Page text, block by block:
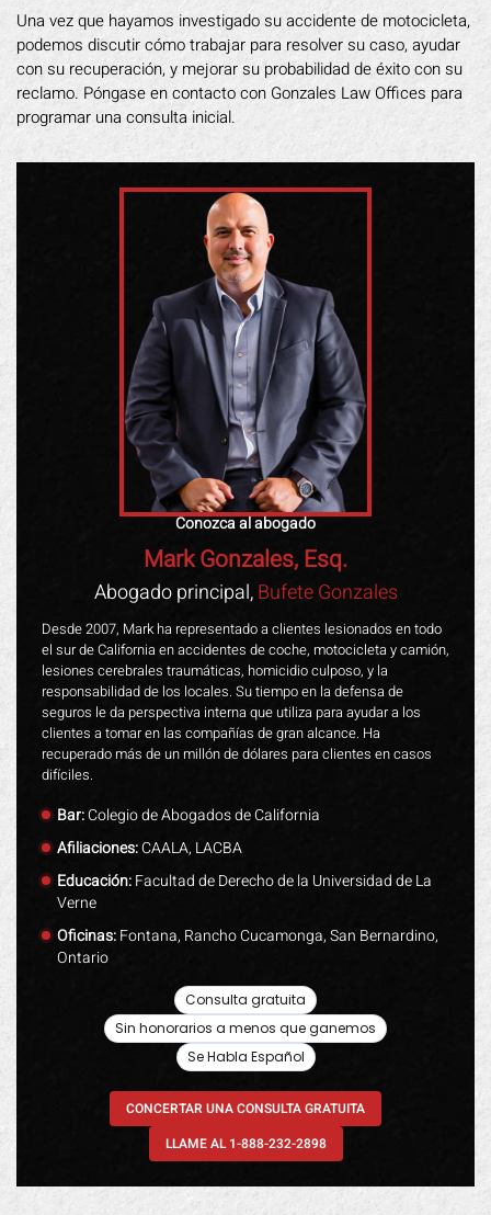
Una vez que hayamos investigado su accidente de motocicleta,
podemos discutir cómo trabajar para resolver su caso, ayudar
con su recuperación, y mejorar su probabilidad de éxito con su
reclamo. Póngase en contacto con Gonzales Law Offices para
programar una consulta inicial.
Conozca al abogado
Mark Gonzales, Esq.
Abogado principal,Bufete Gonzales
Desde 2007, Mark ha representado a clientes lesionados en todo
el sur de California en accidentes de coche, motocicleta y camión,
lesiones cerebrales traumáticas, homicidio culposo, y la
responsabilidad de los locales. Su tiempo en la defensa de
seguros le da perspectiva interna que utiliza para ayudar a los
clientes a tomar en las compañías de gran alcance. Ha
recuperado más de un millón de dólares para clientes en casos
difíciles.
Bar:Colegio de Abogados de California
Afiliaciones:CAALA, LACBA
Educación:Facultad de Derecho de la Universidad de La
Verne
Oficinas:Fontana, Rancho Cucamonga, San Bernardino,
Ontario
Consulta gratuita
Sin honorarios a menos que ganemos
Se Habla Español
CONCERTAR UNA CONSULTA GRATUITA
LLAME AL 1-888-232-2898